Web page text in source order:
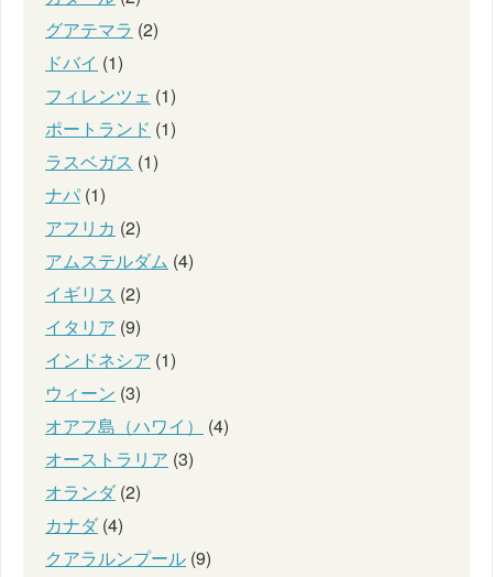
グアテマラ (2)
ドバイ (1)
フィレンツェ (1)
ポートランド (1)
ラスベガス (1)
ナパ (1)
アフリカ (2)
アムステルダム (4)
イギリス (2)
イタリア (9)
インドネシア (1)
ウィーン (3)
オアフ島（ハワイ）
(4)
オーストラリア (3)
オランダ(2)
カナダ(4)
クアラルンプール (9)